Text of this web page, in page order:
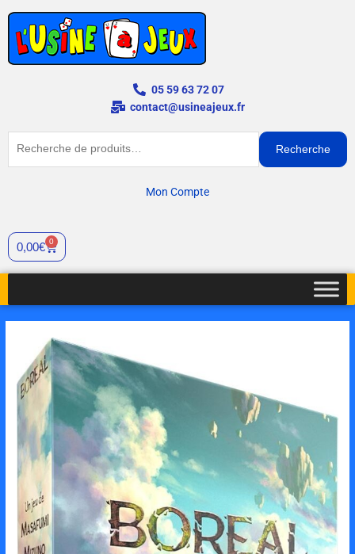
contenu
05 59 63 72 07
contact@usineajeux.fr
Recherche
Mon Compte
0,00€ 0
Panier